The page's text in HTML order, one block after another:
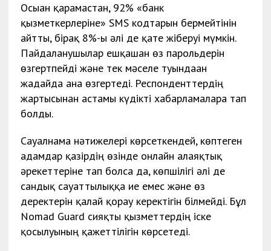
Осыған қарамастан, 92% «банк
қызметкерлеріне» SMS кодтарын бермейтінін
айтты, бірақ 8%-ы әлі де қате жіберуі мүмкін.
Пайдаланушылар ешқашан өз парольдерін
өзгертпейді және тек мәселе туындаған
жағдайда ғана өзгертеді. Респонденттердің
жартысынан астамы күдікті хабарламаларға тап
болды.
Сауалнама нәтижелері көрсеткендей, көптеген
адамдар қазірдің өзінде онлайн алаяқтық
әрекеттеріне тап болса да, көпшілігі әлі де
сандық сауаттылыққа ие емес және өз
деректерін қалай қорғау керектігін білмейді. Бұл
Nomad Guard сияқты қызметтердің іске
қосылуының қажеттілігін көрсетеді.